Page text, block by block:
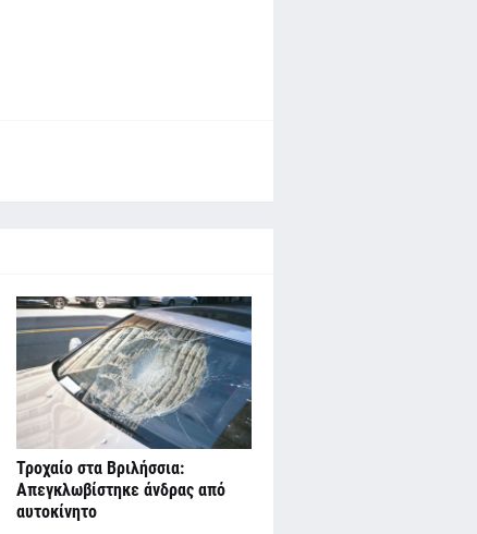
Τροχαίο στα Βριλήσσια:
Απεγκλωβίστηκε άνδρας από
αυτοκίνητο